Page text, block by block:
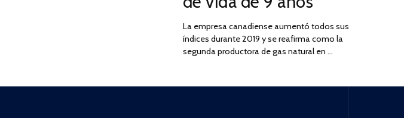
La empresa canadiense aumentó todos sus
índices durante 2019 y se reafirma como la
segunda productora de gas natural en …